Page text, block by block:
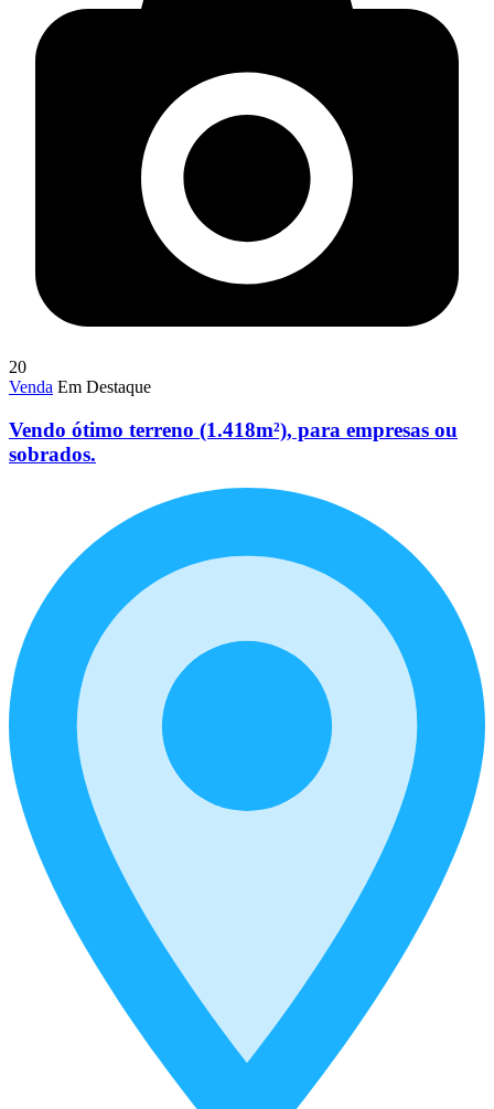
20
Venda Em Destaque
Vendo ótimo terreno (1.418m²), para empresas ou
sobrados.